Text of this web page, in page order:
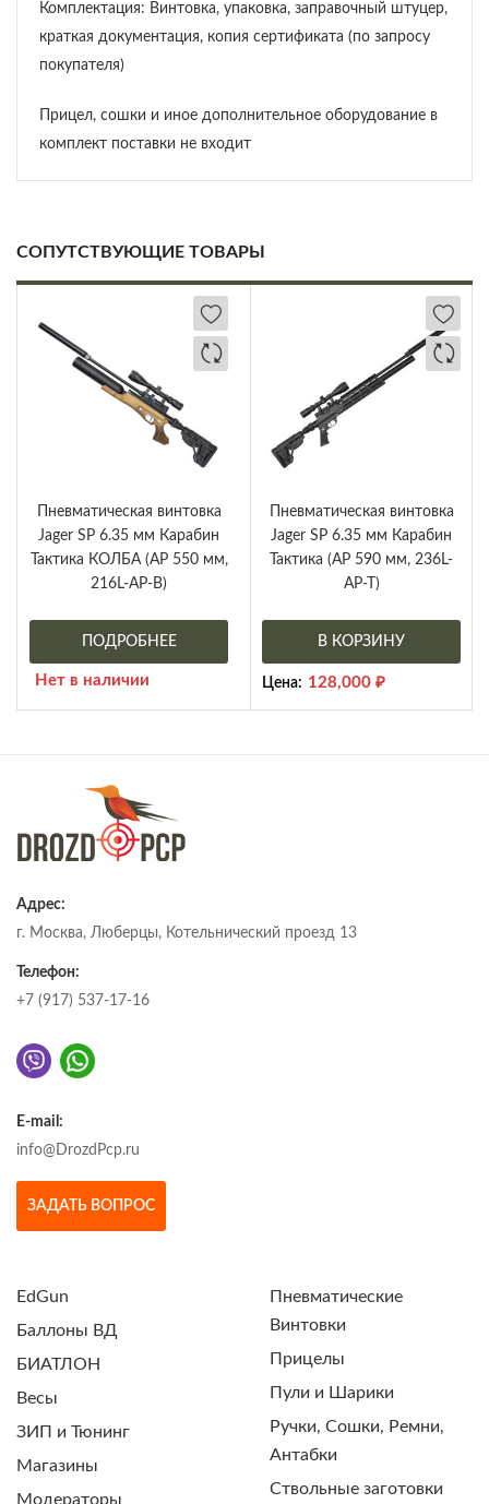
Комплектация: Винтовка, упаковка, заправочный штуцер,
краткая документация, копия сертификата (по запросу
покупателя)
Прицел, сошки и иное дополнительное оборудование в
комплект поставки не входит
СОПУТСТВУЮЩИЕ ТОВАРЫ
Пневматическая винтовка
Jager SP 6.35 мм Карабин
Тактика КОЛБА (AP 550 мм,
216L-AP-B)
ПОДРОБНЕЕ
Нет в наличии
Пневматическая винтовка
Jager SP 6.35 мм Карабин
Тактика (AP 590 мм, 236L-
AP-T)
В КОРЗИНУ
Цена: 128,000 ₽
Адрес:
г. Москва, Люберцы, Котельнический проезд 13
Телефон:
+7 (917) 537-17-16
E-mail:
info@DrozdPcp.ru
ЗАДАТЬ ВОПРОС
EdGun
Баллоны ВД
БИАТЛОН
Весы
ЗИП и Тюнинг
Магазины
Модераторы
Пневматические
Винтовки
Прицелы
Пули и Шарики
Ручки, Сошки, Ремни,
Антабки
Ствольные заготовки